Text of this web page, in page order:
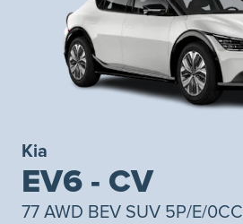
Kia
EV6 - CV
77 AWD BEV SUV 5P/E/0CC